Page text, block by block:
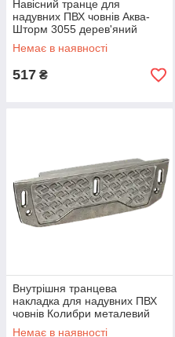
Навісний транце для
надувних ПВХ човнів Аква-
Шторм 3055 дерев'яний
вологостійкий для
встановлення моторів новий
Немає в наявності
517 ₴
Внутрішня транцева
накладка для надувних ПВХ
човнів Колибри металевий
11.140.21 з регулюванням
Немає в наявності